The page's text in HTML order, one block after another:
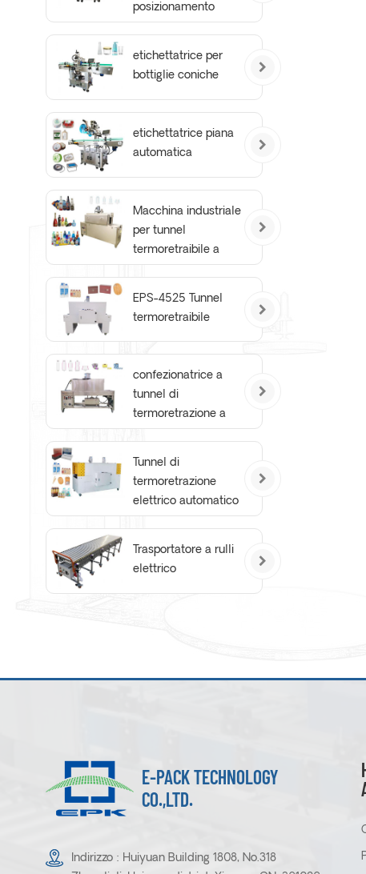
posizionamento
etichettatrice per
bottiglie coniche
etichettatrice piana
automatica
Macchina industriale
per tunnel
termoretraibile a
vapore per film
EPS-4525 Tunnel
termoretraibile
confezionatrice a
tunnel di
termoretrazione a
Tunnel di
termoretrazione
elettrico automatico
Trasportatore a rulli
elettrico
E-PACK TECHNOLOGY
CO.,LTD.
Indirizzo : Huiyuan Building 1808, No.318